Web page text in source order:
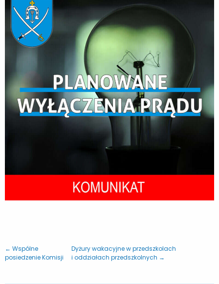
← Wspólne
posiedzenie Komisji
Dyżury wakacyjne w przedszkolach
i oddziałach przedszkolnych →